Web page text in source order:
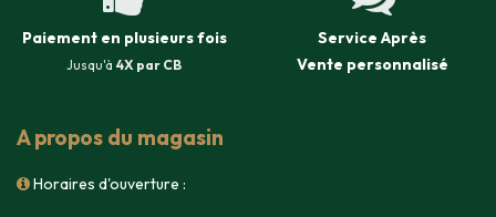
Paiement en plusieurs fois
Jusqu'à 4X par CB
Service Après
Vente personnalisé
A propos du magasin
Horaires d'ouverture :